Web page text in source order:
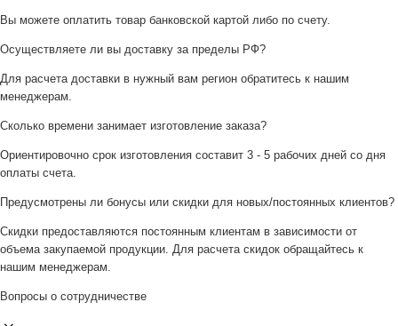
Вы можете оплатить товар банковской картой либо по счету.
Осуществляете ли вы доставку за пределы РФ?
Для расчета доставки в нужный вам регион обратитесь к нашим
менеджерам.
Сколько времени занимает изготовление заказа?
Ориентировочно срок изготовления составит 3 - 5 рабочих дней со дня
оплаты счета.
Предусмотрены ли бонусы или скидки для новых/постоянных клиентов?
Скидки предоставляются постоянным клиентам в зависимости от
объема закупаемой продукции. Для расчета скидок обращайтесь к
нашим менеджерам.
Вопросы о сотрудничестве